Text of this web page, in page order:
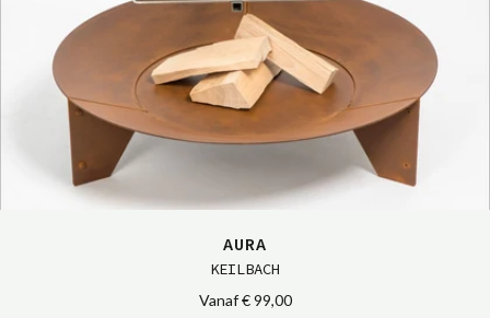
AURA
KEILBACH
Vanaf€ 99,00